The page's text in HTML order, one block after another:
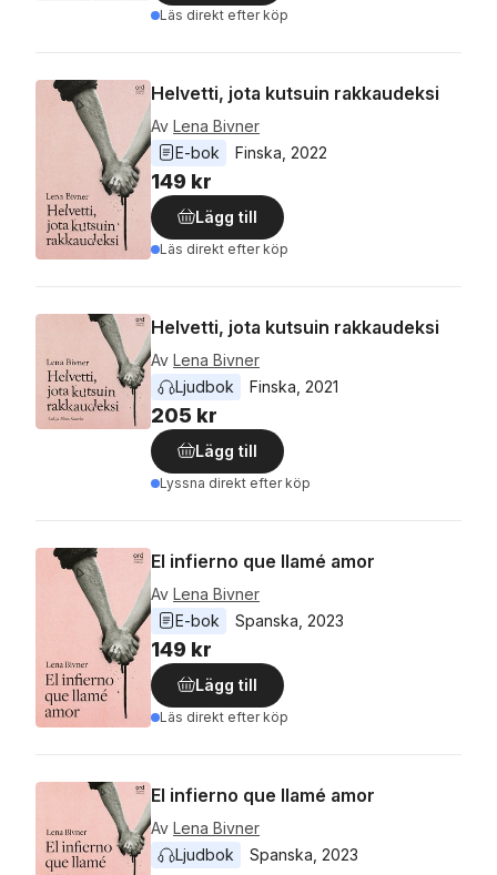
Läs direkt efter köp
Helvetti, jota kutsuin rakkaudeksi
Av Lena Bivner
E-bok
Finska 2022
149 kr
Lägg till
Läs direkt efter köp
Helvetti, jota kutsuin rakkaudeksi
Av Lena Bivner
Ljudbok
Finska 2021
205 kr
Lägg till
Lyssna direkt efter köp
El infierno que llamé amor
Av Lena Bivner
E-bok
Spanska 2023
149 kr
Lägg till
Läs direkt efter köp
El infierno que llamé amor
Av Lena Bivner
Ljudbok
Spanska 2023